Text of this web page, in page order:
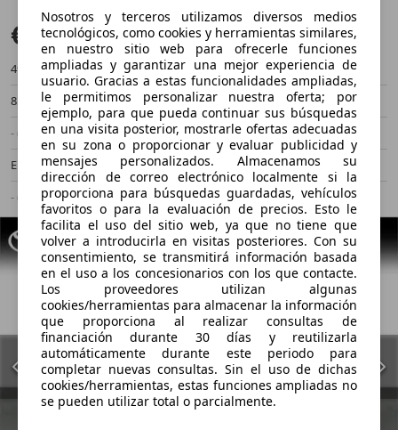
€ 19.490 Sin comparación
49.798 km
08/2022
85 kW (116 CV)
Ocasión
- (Propietarios)
Automático
Electro/Gasolina
2,8 l/100 km (mixto)
- (g/km)
-/-
Nosotros y terceros utilizamos diversos medios
tecnológicos, como cookies y herramientas similares,
en nuestro sitio web para ofrecerle funciones
ampliadas y garantizar una mejor experiencia de
usuario. Gracias a estas funcionalidades ampliadas,
le permitimos personalizar nuestra oferta; por
ejemplo, para que pueda continuar sus búsquedas
en una visita posterior, mostrarle ofertas adecuadas
en su zona o proporcionar y evaluar publicidad y
mensajes personalizados. Almacenamos su
dirección de correo electrónico localmente si la
proporciona para búsquedas guardadas, vehículos
favoritos o para la evaluación de precios. Esto le
facilita el uso del sitio web, ya que no tiene que
volver a introducirla en visitas posteriores. Con su
consentimiento, se transmitirá información basada
en el uso a los concesionarios con los que contacte.
Los proveedores utilizan algunas
cookies/herramientas para almacenar la información
que proporciona al realizar consultas de
financiación durante 30 días y reutilizarla
automáticamente durante este periodo para
completar nuevas consultas. Sin el uso de dichas
cookies/herramientas, estas funciones ampliadas no
se pueden utilizar total o parcialmente.